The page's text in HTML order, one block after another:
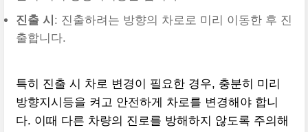
진출 시 : 진출하려는 방향의 차로로 미리 이동한 후 진
출합니다.
특히 진출 시 차로 변경이 필요한 경우, 충분히 미리
방향지시등을 켜고 안전하게 차로를 변경해야 합니
다. 이때 다른 차량의 진로를 방해하지 않도록 주의해